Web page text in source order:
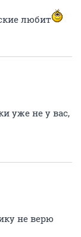
любит
уже не у вас,
не верю